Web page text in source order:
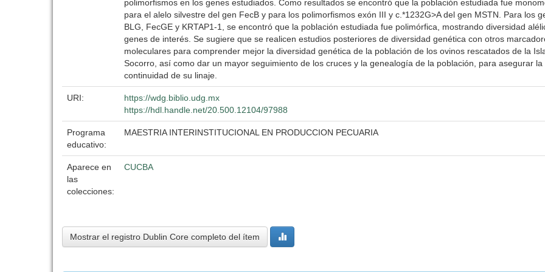
polimorfismos en los genes estudiados. Como resultados se encontró que la población estudiada fue
para el alelo silvestre del gen FecB y para los polimorfismos exón III y c.*1232G>A del gen MSTN. Para los
BLG, FecGE y KRTAP1-1, se encontró que la población estudiada fue polimórfica, mostrando diversidad
genes de interés. Se sugiere que se realicen estudios posteriores de diversidad genética con otros
moleculares para comprender mejor la diversidad genética de la población de los ovinos rescatados de la
Socorro, así como dar un mayor seguimiento de los cruces y la genealogía de la población, para asegurar la
continuidad de su linaje.
URI:
https://wdg.biblio.udg.mx
https://hdl.handle.net/20.500.12104/97988
Programa
educativo:
MAESTRIA INTERINSTITUCIONAL EN PRODUCCION PECUARIA
Aparece en
las
colecciones:
CUCBA
Mostrar el registro Dublin Core completo del ítem